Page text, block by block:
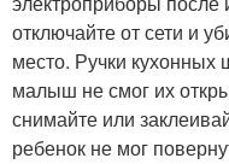
отключайте от сети и
место. Ручки
малыш не смог их
снимайте или
ребенок не мог